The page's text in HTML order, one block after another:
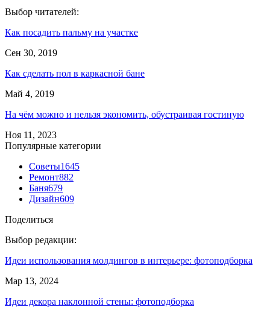
Выбор читателей:
Как посадить пальму на участке
Сен 30, 2019
Как сделать пол в каркасной бане
Май 4, 2019
На чём можно и нельзя экономить, обустраивая гостиную
Ноя 11, 2023
Популярные категории
Советы1645
Ремонт882
Баня679
Дизайн609
Поделиться
Выбор редакции:
Идеи использования молдингов в интерьере: фотоподборка
Мар 13, 2024
Идеи декора наклонной стены: фотоподборка